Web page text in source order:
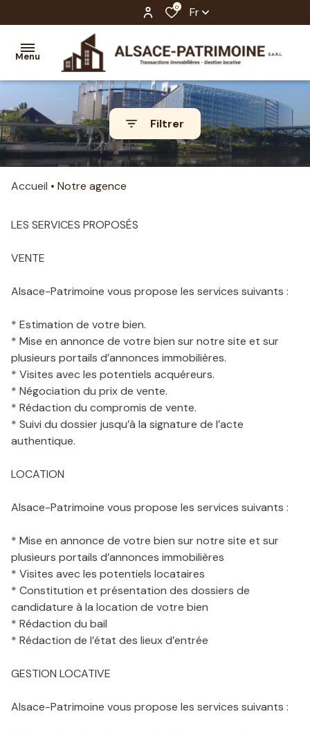
0 Fr
Menu
gestion
locations
ventes
agence
contact
Filtrer
Accueil Notre agence
LES SERVICES PROPOSÉS
VENTE
Alsace-Patrimoine vous propose les services suivants :
* Estimation de votre bien.
* Mise en annonce de votre bien sur notre site et sur
plusieurs portails d’annonces immobilières.
* Visites avec les potentiels acquéreurs.
* Négociation du prix de vente.
* Rédaction du compromis de vente.
* Suivi du dossier jusqu’à la signature de l’acte
authentique.
LOCATION
Alsace-Patrimoine vous propose les services suivants :
* Mise en annonce de votre bien sur notre site et sur
plusieurs portails d’annonces immobilières
* Visites avec les potentiels locataires
* Constitution et présentation des dossiers de
candidature à la location de votre bien
* Rédaction du bail
* Rédaction de l’état des lieux d’entrée
GESTION LOCATIVE
Alsace-Patrimoine vous propose les services suivants :